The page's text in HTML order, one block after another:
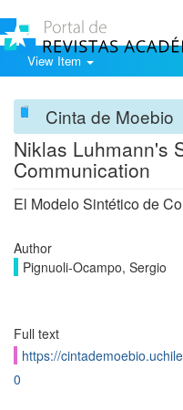
View Item
Cinta de Moebio
Niklas Luhmann's
Communication
El Modelo Sintético de
Author
Pignuoli-Ocampo, Sergio
Full text
https://
0